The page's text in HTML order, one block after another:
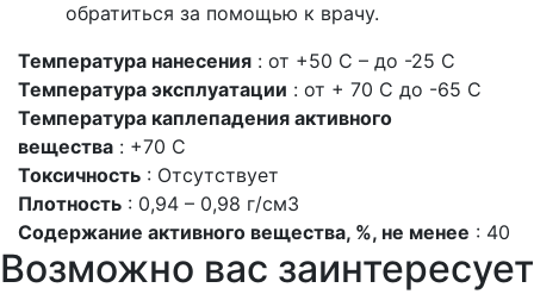
обратиться за помощью к врачу.
Температура нанесения : от +50 С – до -25 С
Температура эксплуатации : от + 70 С до -65 С
Температура каплепадения активного
вещества : +70 С
Токсичность : Отсутствует
Плотность : 0,94 – 0,98 г/см3
Содержание активного вещества, %, не менее : 40
Возможно вас заинтересует